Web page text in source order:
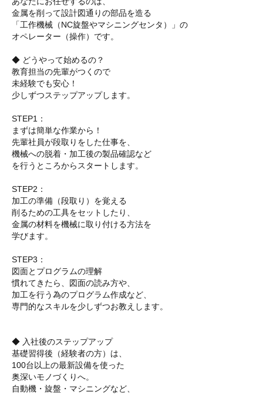
金属を削って設計図通りの部品を造る
「工作機械（NC旋盤やマシニングセンタ）」の
オペレーター（操作）です。
◆ どうやって始めるの？
教育担当の先輩がつくので
未経験でも安心！
少しずつステップアップします。
STEP1：
まずは簡単な作業から！
先輩社員が段取りをした仕事を、
機械への脱着・加工後の製品確認など
を行うところからスタートします。
STEP2：
加工の準備（段取り）を覚える
削るための工具をセットしたり、
金属の材料を機械に取り付ける方法を
学びます。
STEP3：
図面とプログラムの理解
慣れてきたら、図面の読み方や、
加工を行う為のプログラム作成など、
専門的なスキルを少しずつお教えします。
◆ 入社後のステップアップ
基礎習得後（経験者の方）は、
100台以上の最新設備を使った
奥深いモノづくりへ。
自動機・旋盤・マシニングなど、